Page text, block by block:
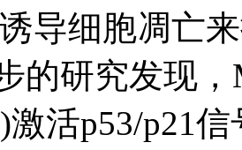
导细胞凋亡
的研究发现
激活p53/p21